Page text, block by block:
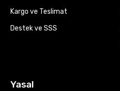
Kargo ve Teslimat
Destek ve SSS
Yasal